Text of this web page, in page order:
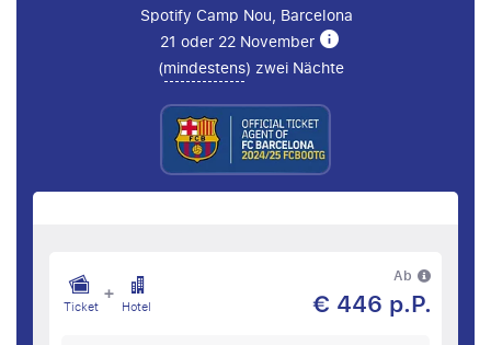
Spotify Camp Nou, Barcelona
21 oder 22 November
(mindestens) zwei Nächte
Ticket + Hotel
Ab
€ 446 p.P.